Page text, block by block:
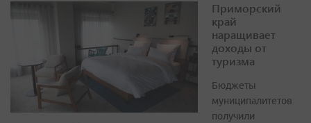
Приморский
край
наращивает
доходы от
туризма
Бюджеты
муниципалитетов
получили